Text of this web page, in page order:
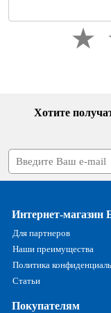
Хотите
Интернет-магазин
Для партнеров
Наши преимущества
Политика
Статьи
Покупателям